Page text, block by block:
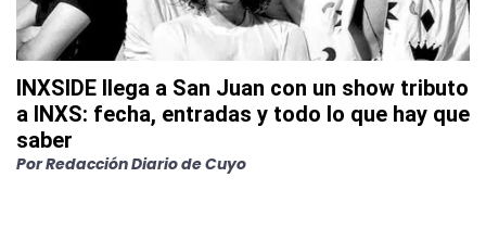
INXSIDE llega a San Juan con un show tributo
a INXS: fecha, entradas y todo lo que hay que
saber
PorRedacción Diario de Cuyo